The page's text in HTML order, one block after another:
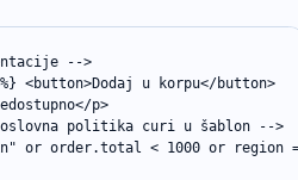
-->
<button>Dodaj u korpu</button>
p>
politika curi u šablon -->
or order.total < 1000 or region